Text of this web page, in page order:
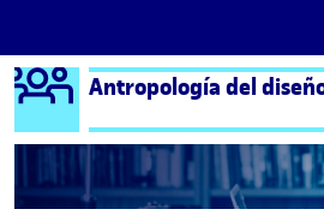
Saltar al contenido
Logo Ágora
Antropología del